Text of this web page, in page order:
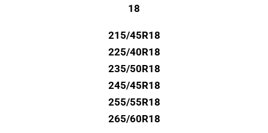
18
215/45R18
225/40R18
235/50R18
245/45R18
255/55R18
265/60R18